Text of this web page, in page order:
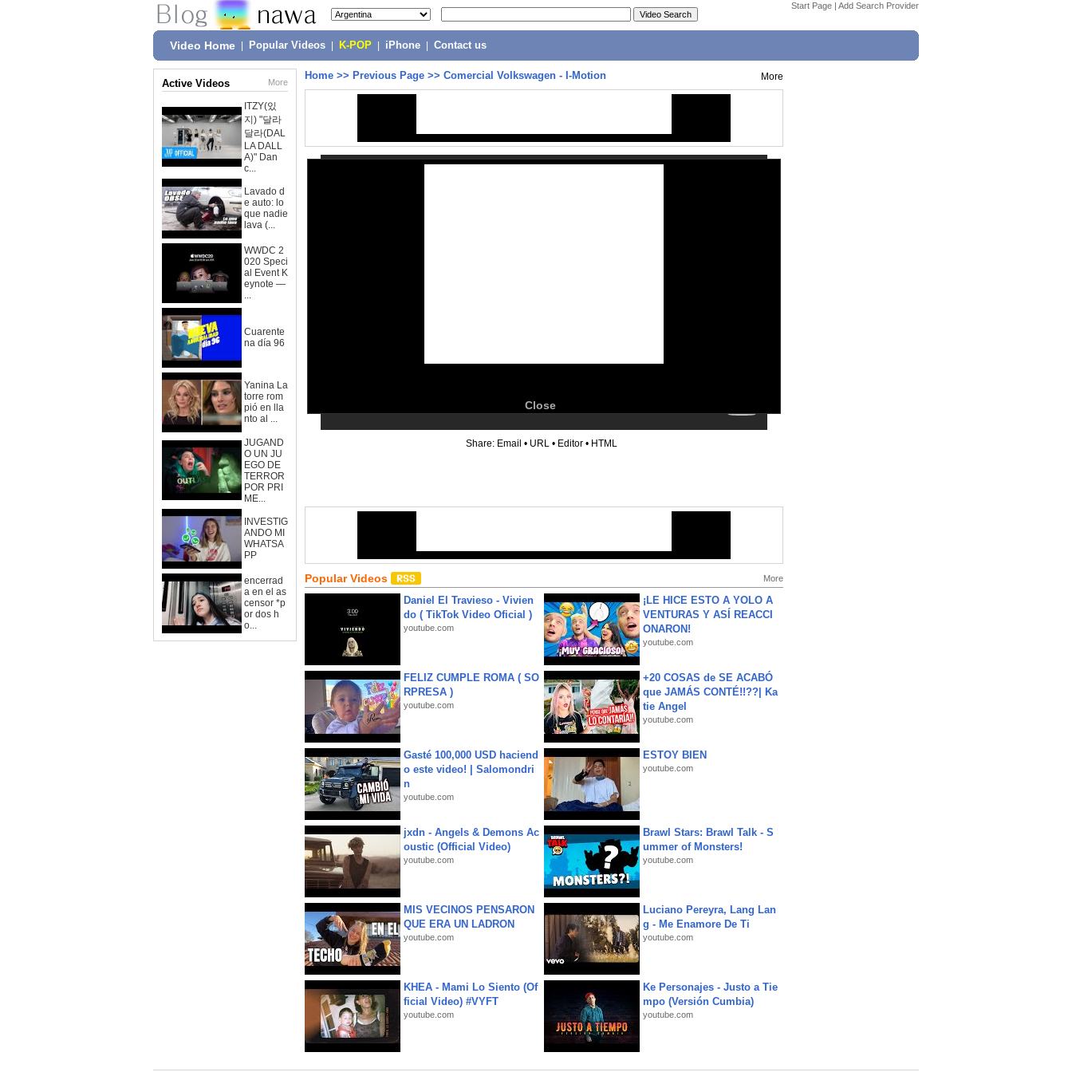
Start Page | Add Search Provider
Video Home Popular Videos K-POP iPhone Contact us
Active Videos More
ITZY(있
지) "달라
달라(DAL
LA DALL
A)" Dan
c...
Lavado d
e auto: lo
que nadie
lava (...
WWDC 2
020 Speci
al Event K
eynote —
...
Cuarente
na día 96
Yanina La
torre rom
pió en lla
nto al ...
JUGAND
O UN JU
EGO DE
TERROR
POR PRI
ME...
INVESTIG
ANDO MI
WHATSA
PP
encerrad
a en el as
censor *p
or dos h
o...
Home >> Previous Page >> Comercial Volkswagen - I-Motion More
Close
Share: Email • URL • Editor • HTML
Popular Videos More
Daniel El Travieso - Vivien
do ( TikTok Video Oficial )
youtube.com
¡LE HICE ESTO A YOLO A
VENTURAS Y ASÍ REACCI
ONARON!
youtube.com
FELIZ CUMPLE ROMA ( SO
RPRESA )
youtube.com
+20 COSAS de SE ACABÓ
que JAMÁS CONTÉ!!??| Ka
tie Angel
youtube.com
Gasté 100,000 USD haciend
o este video! | Salomondri
n
youtube.com
ESTOY BIEN
youtube.com
jxdn - Angels & Demons Ac
oustic (Official Video)
youtube.com
Brawl Stars: Brawl Talk - S
ummer of Monsters!
youtube.com
MIS VECINOS PENSARON
QUE ERA UN LADRON
youtube.com
Luciano Pereyra, Lang Lan
g - Me Enamore De Ti
youtube.com
KHEA - Mami Lo Siento (Of
ficial Video) #VYFT
youtube.com
Ke Personajes - Justo a Tie
mpo (Versión Cumbia)
youtube.com